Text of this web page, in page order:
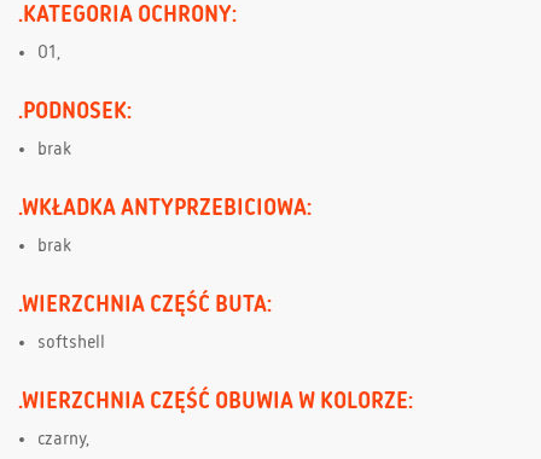
.KATEGORIA OCHRONY:
O1,
.PODNOSEK:
brak
.WKŁADKA ANTYPRZEBICIOWA:
brak
.WIERZCHNIA CZĘŚĆ BUTA:
softshell
.WIERZCHNIA CZĘŚĆ OBUWIA W KOLORZE:
czarny,